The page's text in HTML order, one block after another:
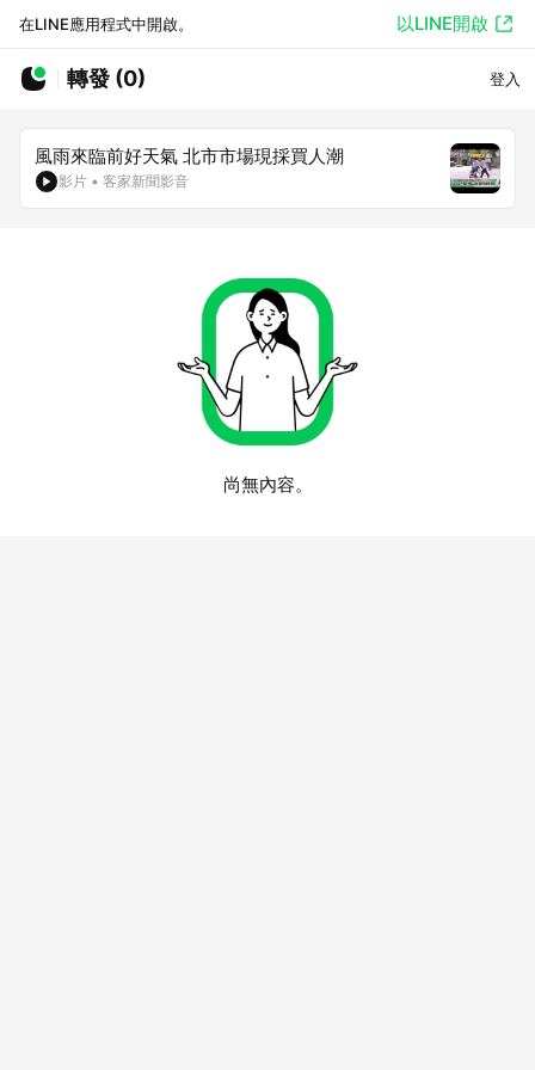
在LINE應用程式中開啟。 以LINE開啟
轉發 (0) 登入
風雨來臨前好天氣 北市市場現採買人潮
影片 • 客家新聞影音
尚無內容。